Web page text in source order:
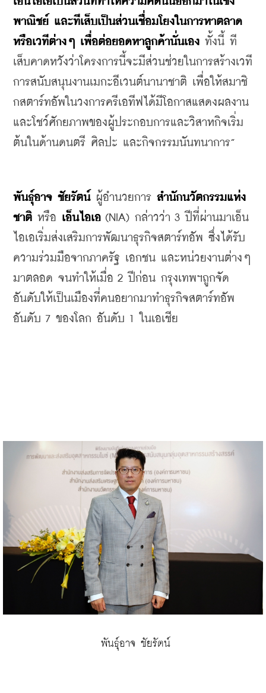
พาณิชย์ และทีเส็บเป็นส่วนเชื่อมโยงในการหาตลาด
หรือเวทีต่างๆ เพื่อต่อยอดหาลูกค้านั่นเอง ทั้งนี้ ที
เส็บคาดหวังว่าโครงการนี้จะมีส่วนช่วยในการสร้างเวที
การสนับสนุนงานเมกะอีเวนต์นานาชาติ เพื่อให้สมาชิ
กสตาร์ทอัพในวงการครีเอทีฟได้มีโอกาสแสดงผลงาน
และโชว์ศักยภาพของผู้ประกอบการและวิสาหกิจเริ่ม
ต้นในด้านดนตรี ศิลปะ และกิจกรรมนันทนาการ”
พันธุ์อาจ ชัยรัตน์ ผู้อำนวยการ สำนักนวัตกรรมแห่ง
ชาติ หรือ เอ็นไอเอ (NIA) กล่าวว่า 3 ปีที่ผ่านมาเอ็น
ไอเอเริ่มส่งเสริมการพัฒนาธุรกิจสตาร์ทอัพ ซึ่งได้รับ
ความร่วมมือจากภาครัฐ เอกชน และหน่วยงานต่างๆ
มาตลอด จนทำให้เมื่อ 2 ปีก่อน กรุงเทพฯถูกจัด
อันดับให้เป็นเมืองที่คนอยากมาทำธุรกิจสตาร์ทอัพ
อันดับ 7 ของโลก อันดับ 1 ในเอเชีย
พันธุ์อาจ ชัยรัตน์